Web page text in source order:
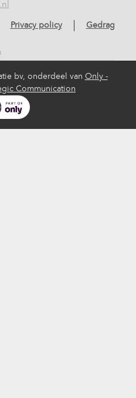
Privacy policy
bv, onderdeel van Only -
Communication